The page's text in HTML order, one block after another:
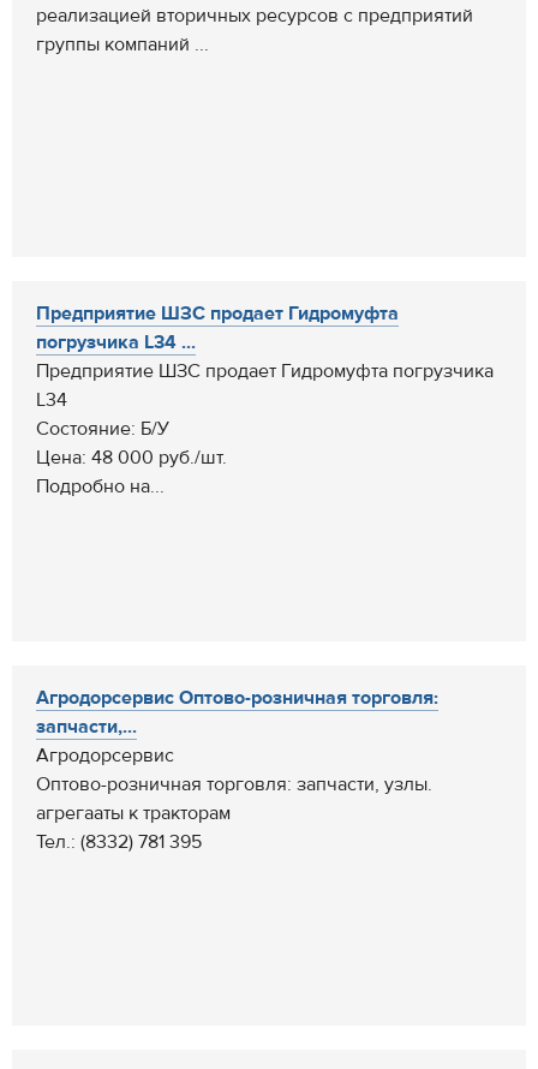
реализацией вторичных ресурсов с предприятий
группы компаний ...
Предприятие ШЗС продает Гидромуфта
погрузчика L34 ...
Предприятие ШЗС продает Гидромуфта погрузчика
L34
Состояние: Б/У
Цена: 48 000 руб./шт.
Подробно на...
Агродорсервис Оптово-розничная торговля:
запчасти,...
Агродорсервис
Оптово-розничная торговля: запчасти, узлы.
агрегааты к тракторам
Тел.: (8332) 781 395